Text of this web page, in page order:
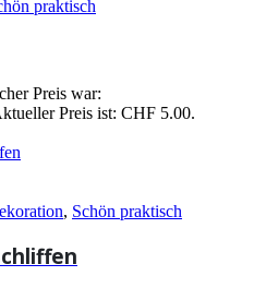
praktisch
Preis war:
Preis ist: CHF 5.00.
, Schön praktisch